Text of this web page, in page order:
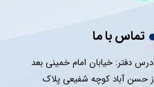
تماس با ما
دفتر: خیابان امام خمینی بعد
حسن آباد کوچه شفیعی پلاک